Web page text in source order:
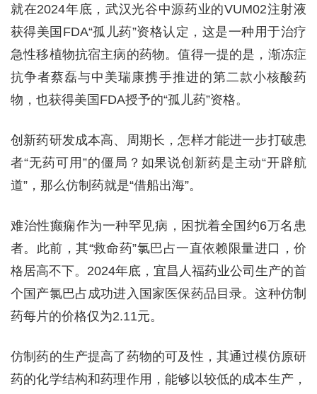
就在2024年底，武汉光谷中源药业的VUM02注射液
获得美国FDA“孤儿药”资格认定，这是一种用于治疗
急性移植物抗宿主病的药物。值得一提的是，渐冻症
抗争者蔡磊与中美瑞康携手推进的第二款小核酸药
物，也获得美国FDA授予的“孤儿药”资格。
创新药研发成本高、周期长，怎样才能进一步打破患
者“无药可用”的僵局？如果说创新药是主动“开辟航
道”，那么仿制药就是“借船出海”。
难治性癫痫作为一种罕见病，困扰着全国约6万名患
者。此前，其“救命药”氯巴占一直依赖限量进口，价
格居高不下。2024年底，宜昌人福药业公司生产的首
个国产氯巴占成功进入国家医保药品目录。这种仿制
药每片的价格仅为2.11元。
仿制药的生产提高了药物的可及性，其通过模仿原研
药的化学结构和药理作用，能够以较低的成本生产，